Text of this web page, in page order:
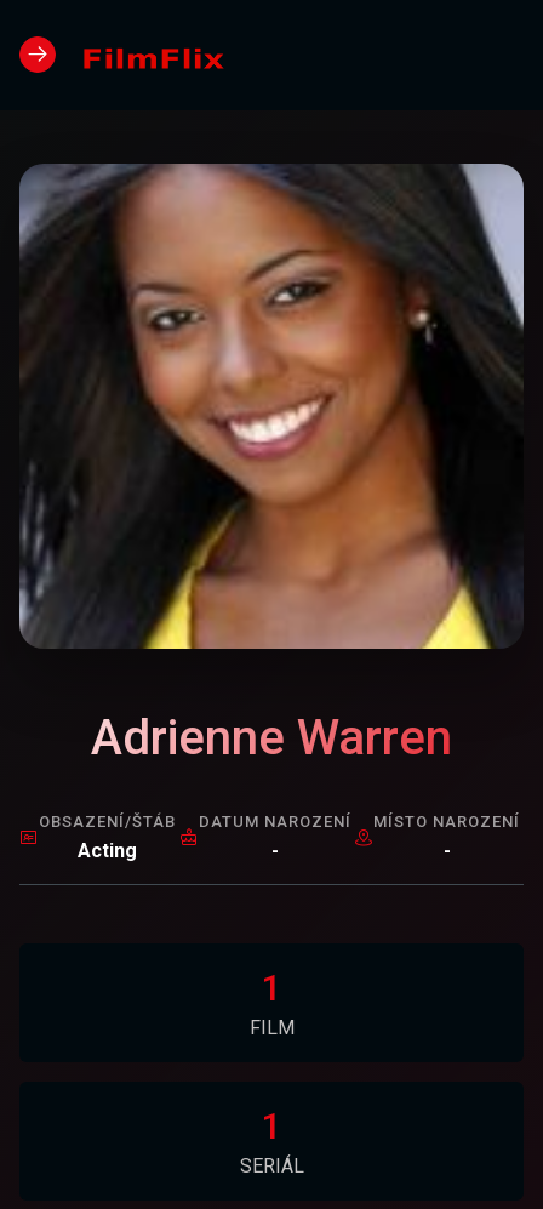
Adrienne Warren
OBSAZENÍ/ŠTÁB
Acting
DATUM NAROZENÍ
-
MÍSTO NAROZENÍ
-
1
FILM
1
SERIÁL